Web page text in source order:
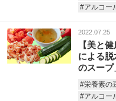
#アルコー
【美と
による
のスープ
2022.07.25
#栄養素の
#アルコー